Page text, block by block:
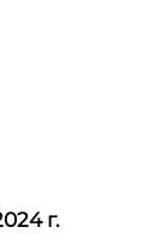
г.